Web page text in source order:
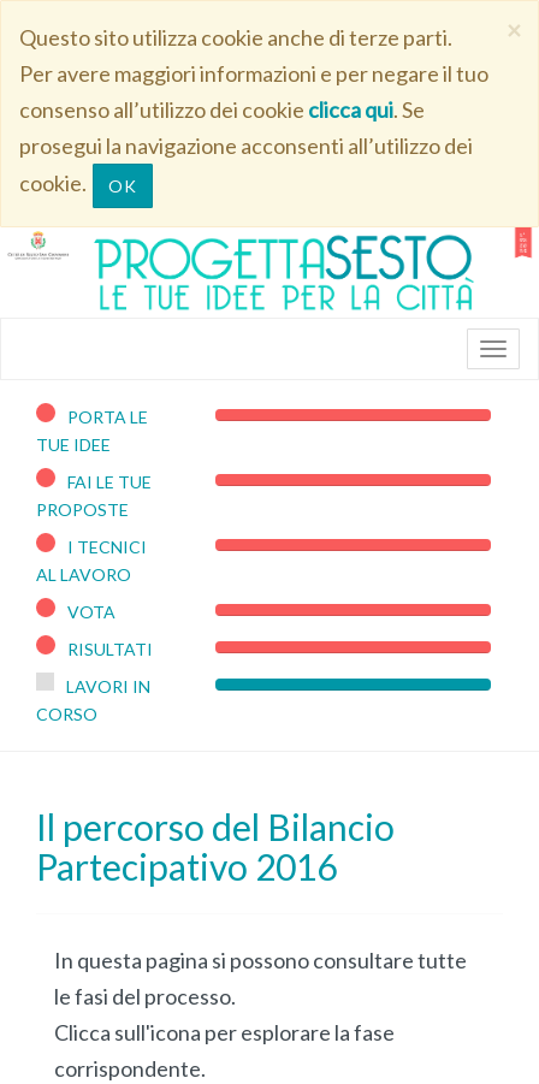
×
Questo sito utilizza cookie anche di terze parti.
Per avere maggiori informazioni e per negare il tuo
consenso all’utilizzo dei cookie clicca qui. Se
prosegui la navigazione acconsenti all’utilizzo dei
cookie.
OK
PORTA LE
TUE IDEE
100%
FAI LE TUE
PROPOSTE
100%
I TECNICI
AL LAVORO
100%
VOTA
100%
Complete
RISULTATI
100%
Complete
LAVORI IN
CORSO
0%
Il percorso del Bilancio
Partecipativo 2016
In questa pagina si possono consultare tutte
le fasi del processo.
Clicca sull'icona per esplorare la fase
corrispondente.